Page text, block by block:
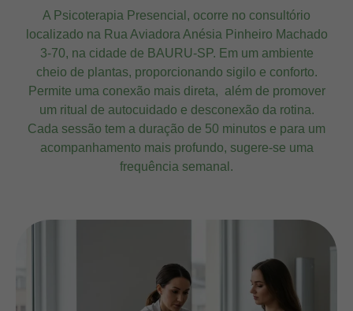
A Psicoterapia Presencial, ocorre no consultório
localizado na Rua Aviadora Anésia Pinheiro Machado
3-70, na cidade de BAURU-SP. Em um ambiente
cheio de plantas, proporcionando sigilo e conforto.
Permite uma conexão mais direta, além de promover
um ritual de autocuidado e desconexão da rotina.
Cada sessão tem a duração de 50 minutos e para um
acompanhamento mais profundo, sugere-se uma
frequência semanal.